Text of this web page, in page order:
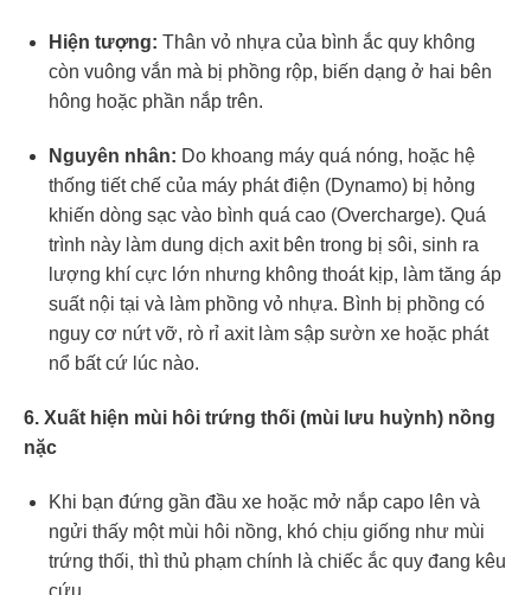
Hiện tượng: Thân vỏ nhựa của bình ắc quy không
còn vuông vắn mà bị phồng rộp, biến dạng ở hai bên
hông hoặc phần nắp trên.
Nguyên nhân: Do khoang máy quá nóng, hoặc hệ
thống tiết chế của máy phát điện (Dynamo) bị hỏng
khiến dòng sạc vào bình quá cao (Overcharge). Quá
trình này làm dung dịch axit bên trong bị sôi, sinh ra
lượng khí cực lớn nhưng không thoát kịp, làm tăng áp
suất nội tại và làm phồng vỏ nhựa. Bình bị phồng có
nguy cơ nứt vỡ, rò rỉ axit làm sập sườn xe hoặc phát
nổ bất cứ lúc nào.
6. Xuất hiện mùi hôi trứng thối (mùi lưu huỳnh) nồng
nặc
Khi bạn đứng gần đầu xe hoặc mở nắp capo lên và
ngửi thấy một mùi hôi nồng, khó chịu giống như mùi
trứng thối, thì thủ phạm chính là chiếc ắc quy đang kêu
cứu.